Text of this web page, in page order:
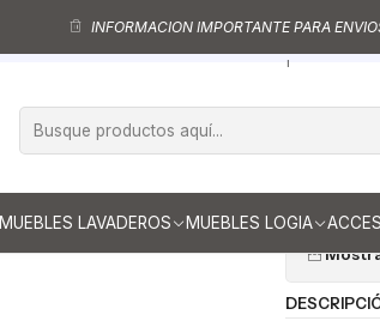
MUEBLES LAVADEROS MUEBLES LOGIA
INFORMACION IMPORTANTE PARA
Muebles vanitorios aereo doble Mueble vanitorios
Mueble vanitorio Doble Aéreo de 180 cm /
|
M4-
Cantidad